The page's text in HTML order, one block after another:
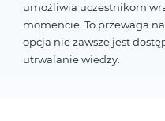
umożliwia uczestnikom
momencie. To przewaga
opcja nie zawsze jest
utrwalanie wiedzy.